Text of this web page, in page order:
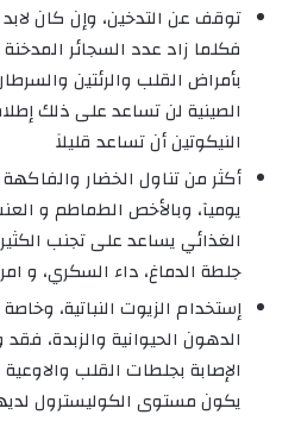
فكلما زاد عدد السجائر المدخنة
بأمراض القلب والرئتين
الصينية لن تساعد على ذلك
النيكوتين أن تساعد قليلآ
أكثر من تناول الخضار
يوميآ، وبالأخص الطماطم و
الغذائي يساعد على تجنب
جلطة الدماغ، داء السكري، و
الدهون الحيوانية والزبدة،
الإصابة بجلطات القلب
يكون مستوى الكوليسترول